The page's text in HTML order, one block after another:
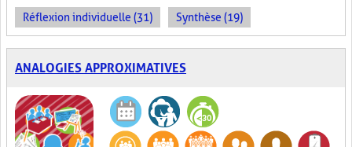
Réflexion individuelle (31) Synthèse (19)
ANALOGIES APPROXIMATIVES